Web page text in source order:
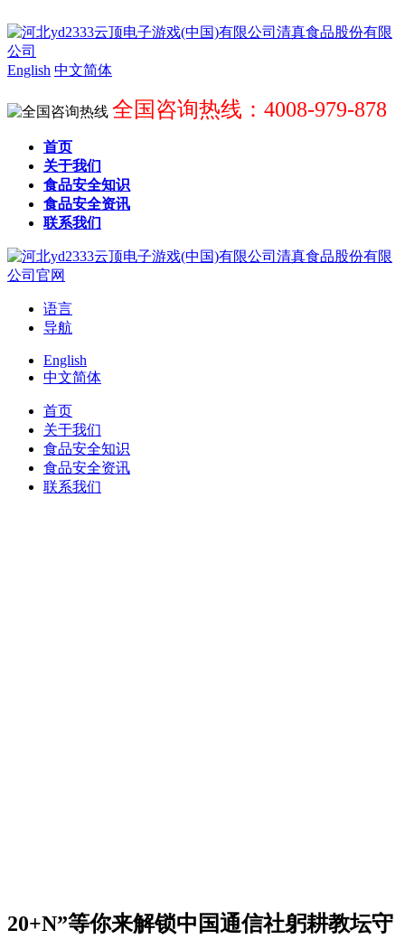
English 中文简体
全国咨询热线：4008-979-878
首页
关于我们
食品安全知识
食品安全资讯
联系我们
语言
导航
English
中文简体
首页
关于我们
食品安全知识
食品安全资讯
联系我们
20+N”等你来解锁中国通信社躬耕教坛守